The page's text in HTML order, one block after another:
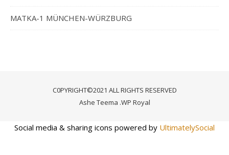
MATKA-1 MÜNCHEN-WÜRZBURG
C0PYRIGHT©2021 ALL RIGHTS RESERVED
Ashe Teema .WP Royal
Social media & sharing icons powered by UltimatelySocial